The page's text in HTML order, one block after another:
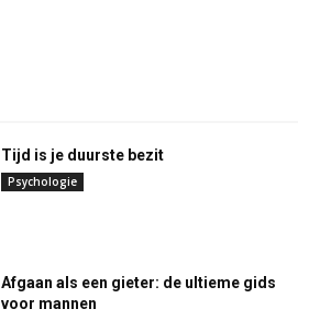
Tijd is je duurste bezit
Psychologie
Afgaan als een gieter: de ultieme gids
voor mannen